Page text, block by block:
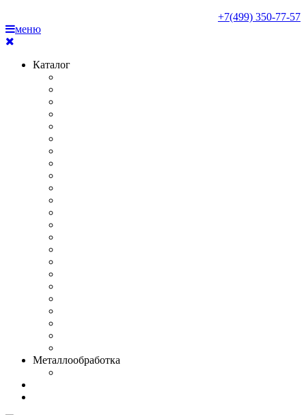
+7(499) 350-77-57
меню
Каталог
Металлообработка